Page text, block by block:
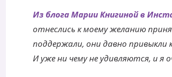
Из блога Марии Книгиной в
отнеслись к моему желанию
поддержали, они давно
И уже ни чему не удивляются, и я